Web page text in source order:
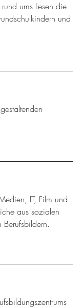
ums Lesen die
und
IT, Film und
aus sozialen
Berufsbildern.